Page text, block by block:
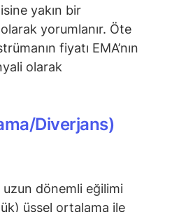
yakın bir
yorumlanır. Öte
fiyatı EMA’nın
olarak
Diverjans)
uzun dönemli eğilimi
üssel ortalama ile